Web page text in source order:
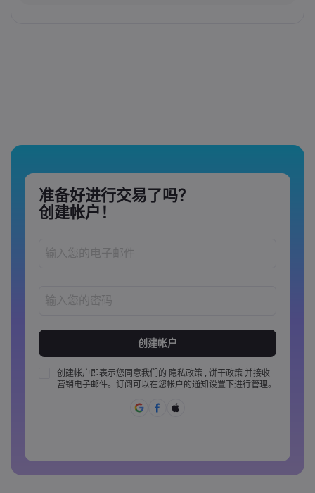
准备好进行交易了吗？
创建帐户！
密码必须至少包含 1 个大写字母
密码必须至少包含 1 个小写字母
密码必须包含 ~!@#£%^&amp;*()_-+=:;&lt;&gt;{,[]?,.
创建帐户即表示您同意我们的 隐私政策 , 饼干政策 并接收
营销电子邮件。订阅可以在您帐户的通知设置下进行管理。